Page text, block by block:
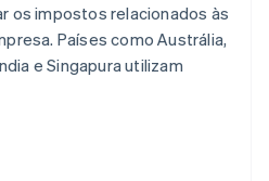
os impostos relacionados às
Países como Austrália,
e Singapura utilizam